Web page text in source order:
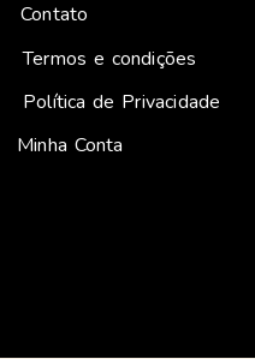
Contato
Termos e condições
Política de Privacidade
Minha Conta